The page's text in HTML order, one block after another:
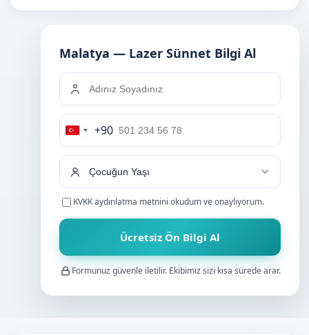
Malatya — Lazer Sünnet Bilgi Al
Turkey
+90
+90
KVKK aydınlatma metnini okudum ve onaylıyorum.
Ücretsiz Ön Bilgi Al
Formunuz güvenle iletilir. Ekibimiz sizi kısa sürede arar.